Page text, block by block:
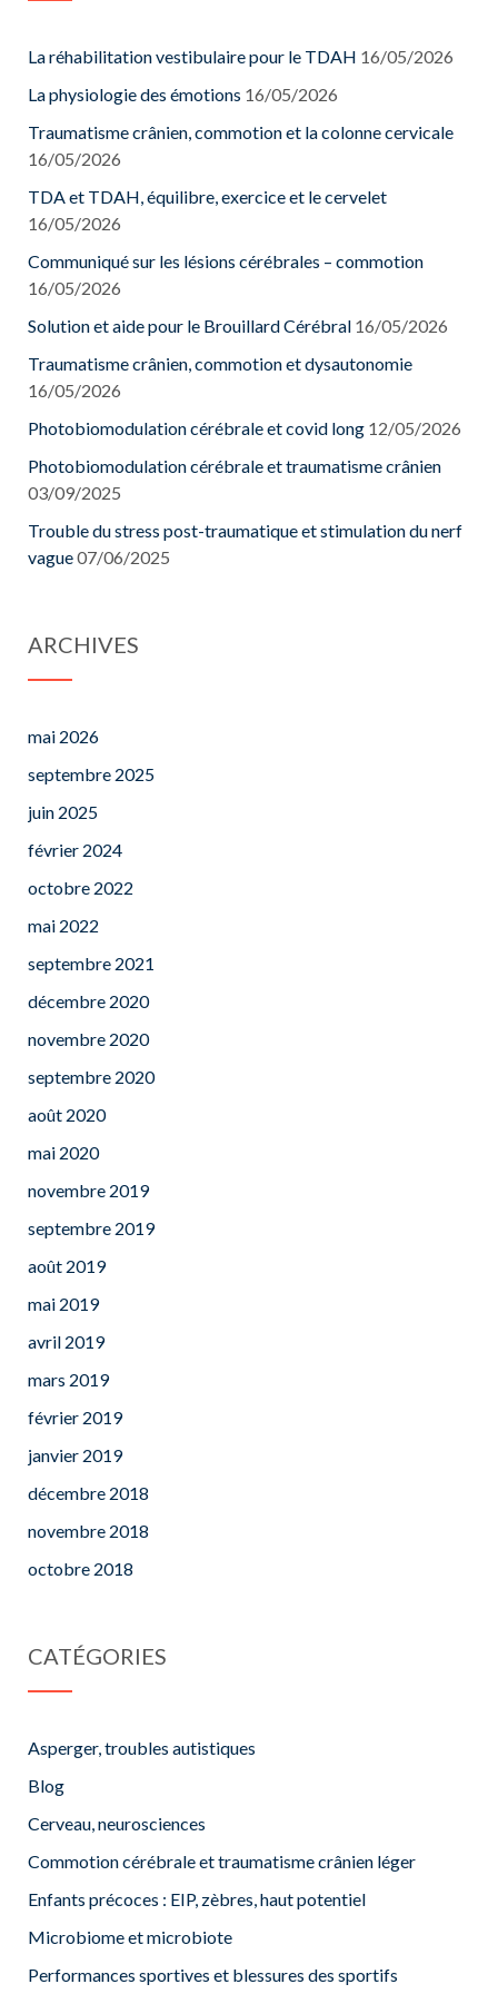
La réhabilitation vestibulaire pour le TDAH 16/05/2026
La physiologie des émotions 16/05/2026
Traumatisme crânien, commotion et la colonne cervicale
16/05/2026
TDA et TDAH, équilibre, exercice et le cervelet
16/05/2026
Communiqué sur les lésions cérébrales – commotion
16/05/2026
Solution et aide pour le Brouillard Cérébral 16/05/2026
Traumatisme crânien, commotion et dysautonomie
16/05/2026
Photobiomodulation cérébrale et covid long 12/05/2026
Photobiomodulation cérébrale et traumatisme crânien
03/09/2025
Trouble du stress post-traumatique et stimulation du nerf
vague07/06/2025
ARCHIVES
mai 2026
septembre 2025
juin 2025
février 2024
octobre 2022
mai 2022
septembre 2021
décembre 2020
novembre 2020
septembre 2020
août 2020
mai 2020
novembre 2019
septembre 2019
août 2019
mai 2019
avril 2019
mars 2019
février 2019
janvier 2019
décembre 2018
novembre 2018
octobre 2018
CATÉGORIES
Asperger, troubles autistiques
Blog
Cerveau, neurosciences
Commotion cérébrale et traumatisme crânien léger
Enfants précoces : EIP, zèbres, haut potentiel
Microbiome et microbiote
Performances sportives et blessures des sportifs